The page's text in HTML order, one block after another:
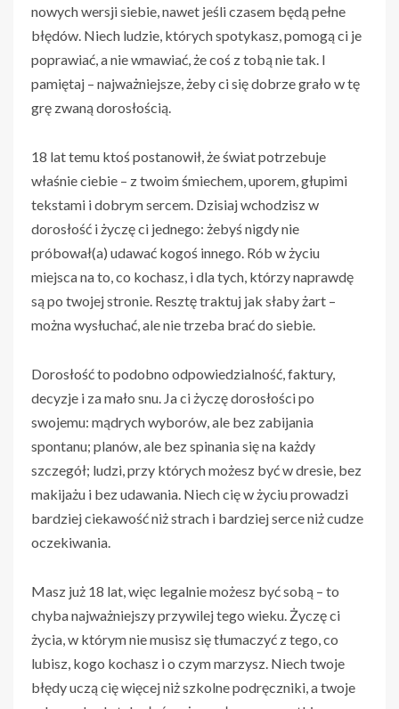
nowych wersji siebie, nawet jeśli czasem będą pełne
błędów. Niech ludzie, których spotykasz, pomogą ci je
poprawiać, a nie wmawiać, że coś z tobą nie tak. I
pamiętaj – najważniejsze, żeby ci się dobrze grało w tę
grę zwaną dorosłością.
18 lat temu ktoś postanowił, że świat potrzebuje
właśnie ciebie – z twoim śmiechem, uporem, głupimi
tekstami i dobrym sercem. Dzisiaj wchodzisz w
dorosłość i życzę ci jednego: żebyś nigdy nie
próbował(a) udawać kogoś innego. Rób w życiu
miejsca na to, co kochasz, i dla tych, którzy naprawdę
są po twojej stronie. Resztę traktuj jak słaby żart –
można wysłuchać, ale nie trzeba brać do siebie.
Dorosłość to podobno odpowiedzialność, faktury,
decyzje i za mało snu. Ja ci życzę dorosłości po
swojemu: mądrych wyborów, ale bez zabijania
spontanu; planów, ale bez spinania się na każdy
szczegół; ludzi, przy których możesz być w dresie, bez
makijażu i bez udawania. Niech cię w życiu prowadzi
bardziej ciekawość niż strach i bardziej serce niż cudze
oczekiwania.
Masz już 18 lat, więc legalnie możesz być sobą – to
chyba najważniejszy przywilej tego wieku. Życzę ci
życia, w którym nie musisz się tłumaczyć z tego, co
lubisz, kogo kochasz i o czym marzysz. Niech twoje
błędy uczą cię więcej niż szkolne podręczniki, a twoje